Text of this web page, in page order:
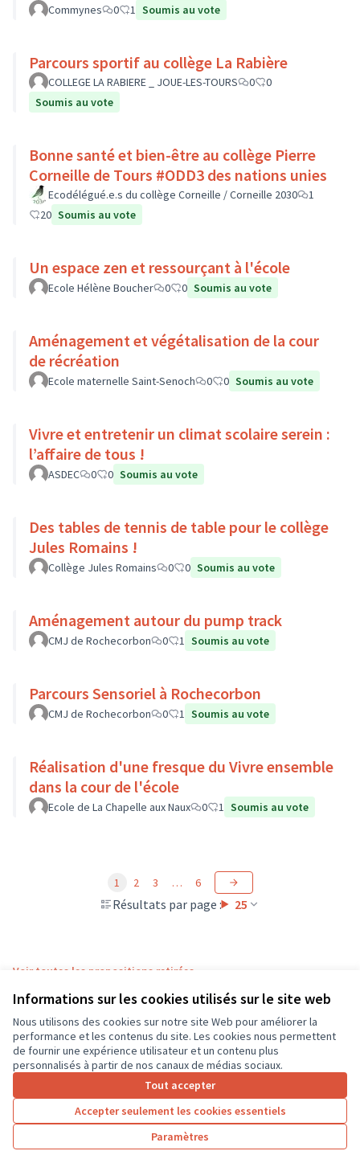
Informations sur les cookies utilisés sur le site web
Nous utilisons des cookies sur notre site Web pour améliorer la
performance et les contenus du site. Les cookies nous permettent
de fournir une expérience utilisateur et un contenu plus
personnalisés à partir de nos canaux de médias sociaux.
Tout accepter
Accepter seulement les cookies essentiels
Paramètres
Commynes 0 1 Soumis au vote
Parcours sportif au collège La Rabière
COLLEGE LA RABIERE _ JOUE-LES-TOURS 0
0
Soumis au vote
Bonne santé et bien-être au collège Pierre
Corneille de Tours #ODD3 des nations unies
Ecodélégué.e.s du collège Corneille / Corneille 2030
1
20 Soumis au vote
Un espace zen et ressourçant à l'école
Ecole Hélène Boucher 0 0 Soumis au vote
Aménagement et végétalisation de la cour
de récréation
Ecole maternelle Saint-Senoch 0 0 Soumis au vote
Vivre et entretenir un climat scolaire serein :
l’affaire de tous !
ASDEC 0 0 Soumis au vote
Des tables de tennis de table pour le collège
Jules Romains !
Collège Jules Romains 0 0 Soumis au vote
Aménagement autour du pump track
CMJ de Rochecorbon 0 1 Soumis au vote
Parcours Sensoriel à Rochecorbon
CMJ de Rochecorbon 0 1 Soumis au vote
Réalisation d'une fresque du Vivre ensemble
dans la cour de l'école
Ecole de La Chapelle aux Naux 0 1 Soumis au vote
Résultats par page : 25
1 2 3 … 6
Voir toutes les propositions retirées
Conditions d'utilisation
Paramètres des cookies
CD37 sur X
(Lien externe)
CD37 sur Facebook
CD37 sur Instagram
CD37 sur YouTube
(Lien externe)
Site réalisé grâce aulogiciel libre Decidim .
Licence
(Lien